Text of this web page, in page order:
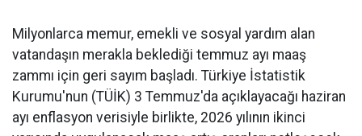
Milyonlarca memur, emekli ve sosyal yardım alan
vatandaşın merakla beklediği temmuz ayı maaş
zammı için geri sayım başladı. Türkiye İstatistik
Kurumu'nun (TÜİK) 3 Temmuz'da açıklayacağı haziran
ayı enflasyon verisiyle birlikte, 2026 yılının ikinci